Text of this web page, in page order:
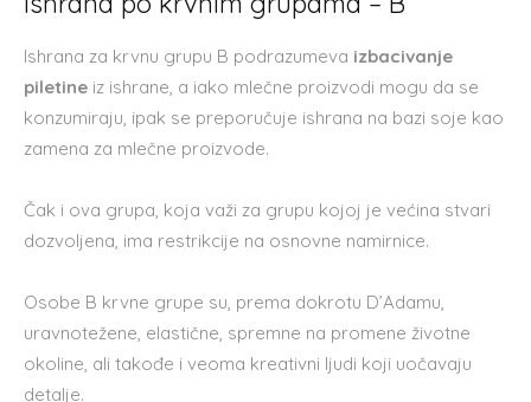
Ishrana za krvnu grupu B podrazumeva izbacivanje
piletine iz ishrane, a iako mlečne proizvodi mogu da se
konzumiraju, ipak se preporučuje ishrana na bazi soje kao
zamena za mlečne proizvode.
Čak i ova grupa, koja važi za grupu kojoj je većina stvari
dozvoljena, ima restrikcije na osnovne namirnice.
Osobe B krvne grupe su, prema dokrotu D’Adamu,
uravnotežene, elastične, spremne na promene životne
okoline, ali takođe i veoma kreativni ljudi koji uočavaju
detalje.